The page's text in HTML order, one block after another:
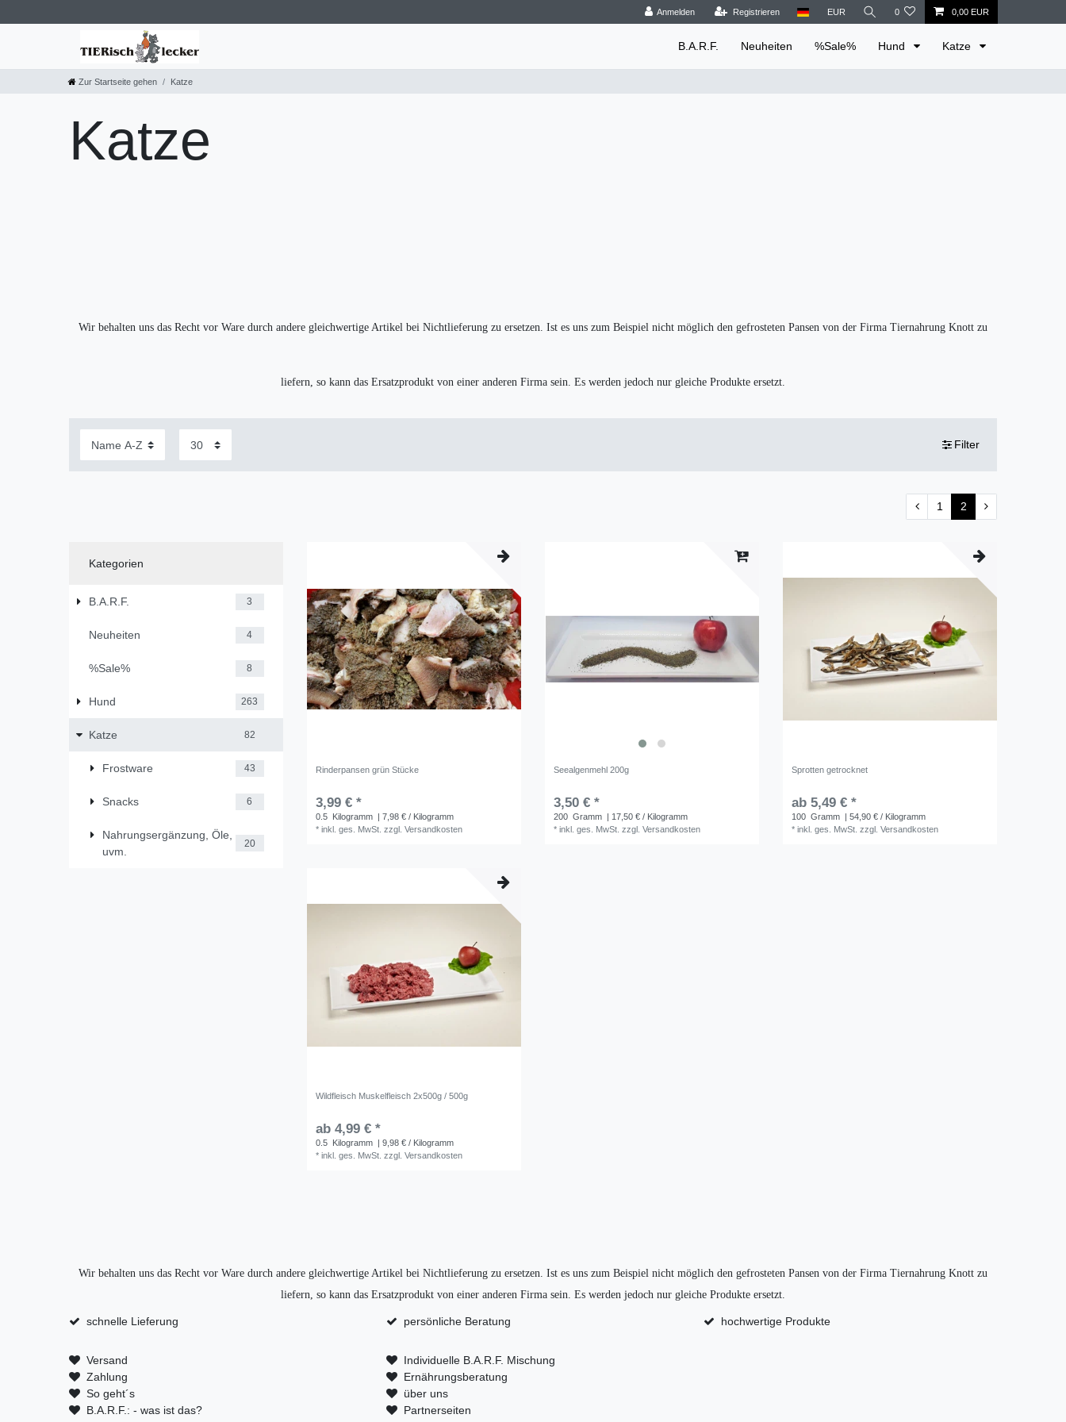
Anmelden Registrieren EUR 0 0,00 EUR
B.A.R.F. Neuheiten %Sale% Hund Katze
Zur Startseite gehen Katze
Katze
Wir behalten uns das Recht vor Ware durch andere gleichwertige Artikel bei Nichtlieferung zu ersetzen. Ist es uns zum Beispiel nicht möglich den gefrosteten Pansen von der Firma Tiernahrung Knott zu
liefern, so kann das Ersatzprodukt von einer anderen Firma sein. Es werden jedoch nur gleiche Produkte ersetzt.
Filter
1 2
Kategorien
B.A.R.F. 3
Neuheiten 4
%Sale% 8
Hund 263
Katze 82
Frostware 43
Snacks 6
Nahrungsergänzung, Öle,
uvm.
20
Rinderpansen grün Stücke
3,99 € *
0.5 Kilogramm | 7,98 € / Kilogramm
*inkl. ges. MwSt. zzgl.Versandkosten
Seealgenmehl 200g
3,50 € *
200 Gramm | 17,50 € / Kilogramm
*inkl. ges. MwSt. zzgl.Versandkosten
Sprotten getrocknet
ab 5,49 € *
100 Gramm | 54,90 € / Kilogramm
*inkl. ges. MwSt. zzgl.Versandkosten
Wildfleisch Muskelfleisch 2x500g / 500g
ab 4,99 € *
0.5 Kilogramm
| 9,98 € / Kilogramm
*inkl. ges. MwSt. zzgl.Versandkosten
Wir behalten uns das Recht vor Ware durch andere gleichwertige Artikel bei Nichtlieferung zu ersetzen. Ist es uns zum Beispiel nicht möglich den gefrosteten Pansen von der Firma Tiernahrung Knott zu
liefern, so kann das Ersatzprodukt von einer anderen Firma sein. Es werden jedoch nur gleiche Produkte ersetzt.
schnelle Lieferung persönliche Beratung hochwertige Produkte
Versand
Zahlung
So geht´s
B.A.R.F.: - was ist das?
Individuelle B.A.R.F. Mischung
Ernährungsberatung
über uns
Partnerseiten